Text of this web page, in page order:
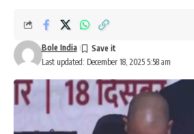
Last updated: December 18, 2025 5:58 am
Bole India